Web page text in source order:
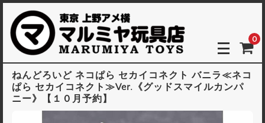
0
ねんどろいど ネコぱら セカイコネクト バニラ≪ネコ
ぱら セカイコネクト≫Ver.《グッドスマイルカンパ
ニー》【１０月予約】